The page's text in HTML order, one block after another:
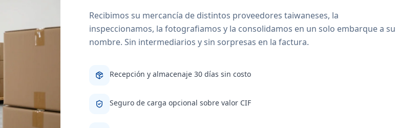
Recibimos su mercancía de distintos proveedores taiwaneses, la
inspeccionamos, la fotografiamos y la consolidamos en un solo embarque a su
nombre. Sin intermediarios y sin sorpresas en la factura.
Recepción y almacenaje 30 días sin costo
Seguro de carga opcional sobre valor CIF